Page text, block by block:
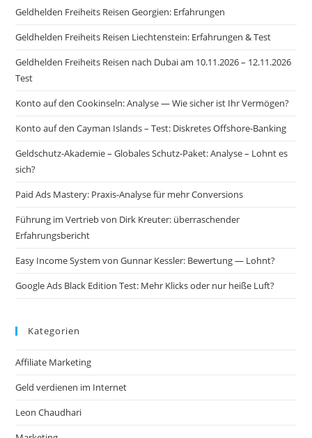
Geldhelden Freiheits Reisen Georgien: Erfahrungen
Geldhelden Freiheits Reisen Liechtenstein: Erfahrungen & Test
Geldhelden Freiheits Reisen nach Dubai am 10.11.2026 – 12.11.2026
Test
Konto auf den Cookinseln: Analyse — Wie sicher ist Ihr Vermögen?
Konto auf den Cayman Islands – Test: Diskretes Offshore-Banking
Geldschutz-Akademie – Globales Schutz-Paket: Analyse – Lohnt es
sich?
Paid Ads Mastery: Praxis-Analyse für mehr Conversions
Führung im Vertrieb von Dirk Kreuter: überraschender
Erfahrungsbericht
Easy Income System von Gunnar Kessler: Bewertung — Lohnt?
Google Ads Black Edition Test: Mehr Klicks oder nur heiße Luft?
Kategorien
Affiliate Marketing
Geld verdienen im Internet
Leon Chaudhari